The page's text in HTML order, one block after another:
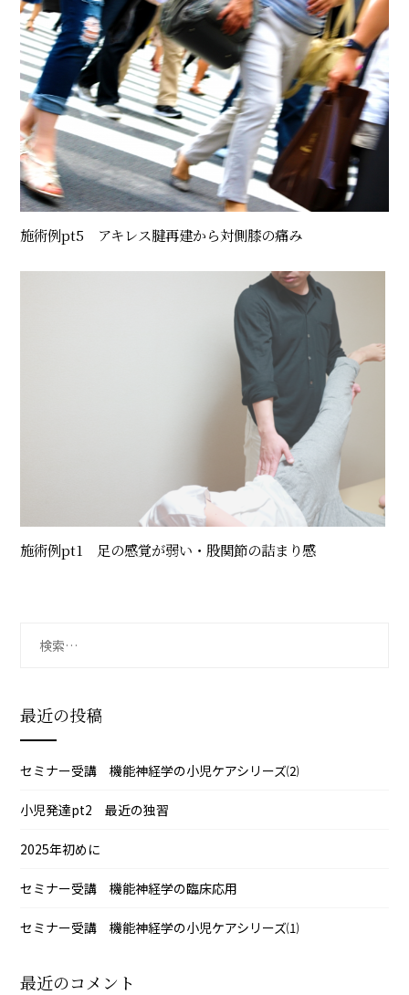
施術例pt5 アキレス腱再建から対側膝の痛み
施術例pt1 足の感覚が弱い・股関節の詰まり感
最近の投稿
セミナー受講 機能神経学の小児ケアシリーズ⑵
小児発達pt2 最近の独習
2025年初めに
セミナー受講 機能神経学の臨床応用
セミナー受講 機能神経学の小児ケアシリーズ⑴
最近のコメント